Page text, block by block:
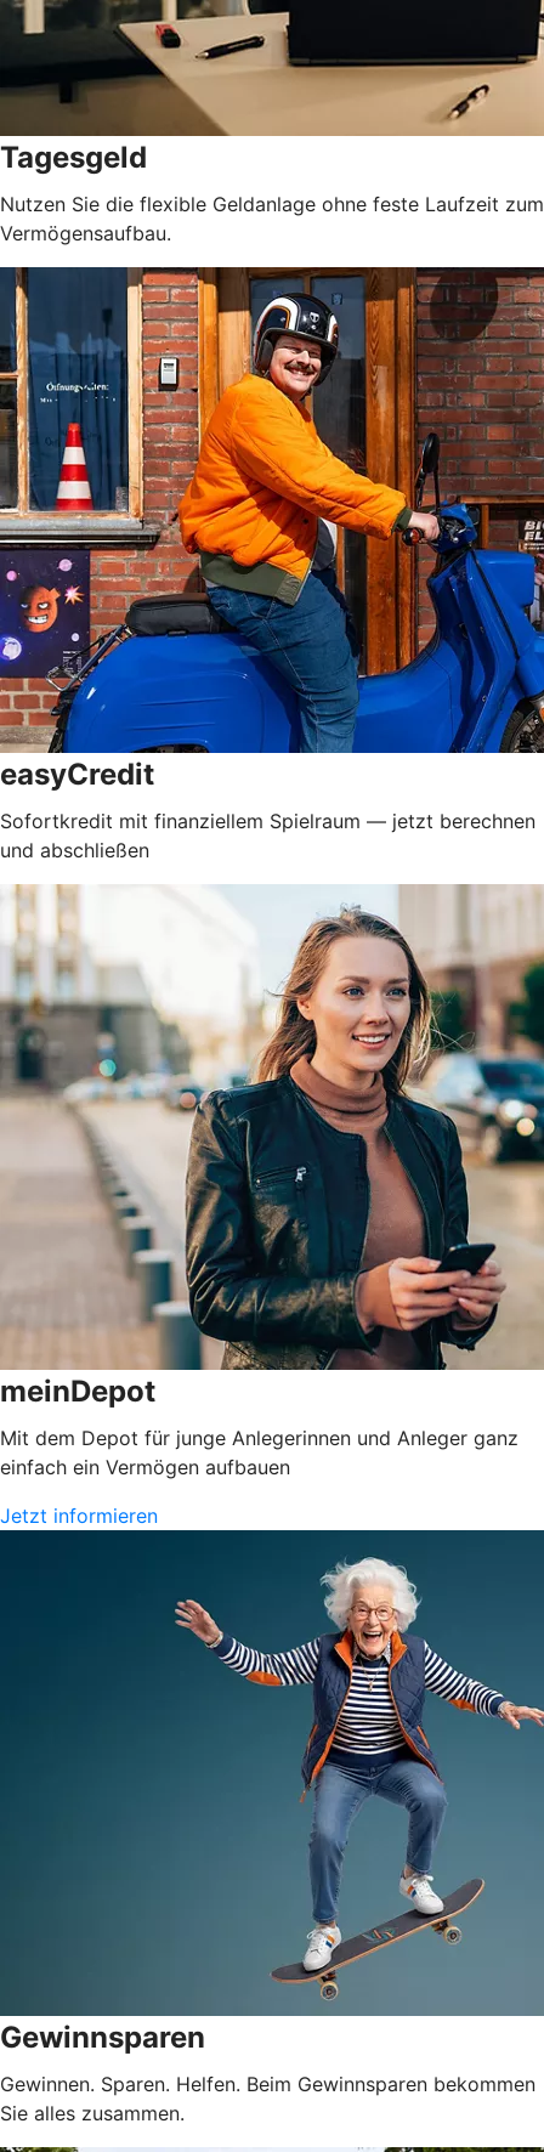
Tagesgeld
Nutzen Sie die flexible Geldanlage ohne feste Laufzeit zum
Vermögensaufbau.
easyCredit
Sofortkredit mit finanziellem Spielraum — jetzt berechnen
und abschließen
meinDepot
Mit dem Depot für junge Anlegerinnen und Anleger ganz
einfach ein Vermögen aufbauen
Jetzt informieren
Gewinnsparen
Gewinnen. Sparen. Helfen. Beim Gewinnsparen bekommen
Sie alles zusammen.